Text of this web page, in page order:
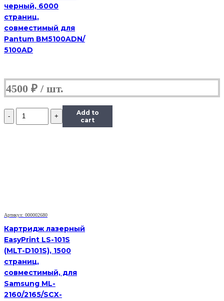
черный, 6000
страниц,
совместимый для
Pantum BM5100ADN/
5100AD
4500 ₽
Количество
Картридж
Add to
cart
Артикул: 000002680
Картридж лазерный
EasyPrint LS-101S
(MLT-D101S), 1500
страниц,
совместимый, для
Samsung ML-
2160/2165/SCX-